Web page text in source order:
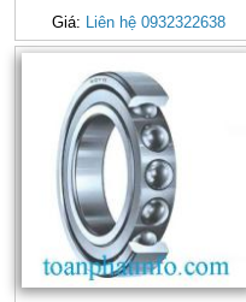
Giá: Liên hệ 0932322638